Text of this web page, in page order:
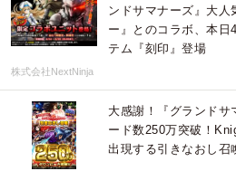
ンドサマナーズ』大人
ー』とのコラボ、本日
テム『刻印』登場
株式会社NextNinja
大感謝！『グランドサ
ード数250万突破！
出現する引きなおし召